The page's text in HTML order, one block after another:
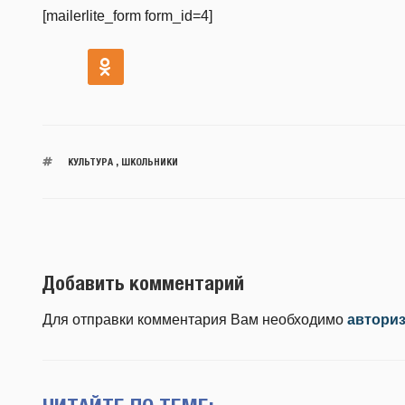
[mailerlite_form form_id=4]
КУЛЬТУРА, ШКОЛЬНИКИ
Добавить комментарий
Для отправки комментария Вам необходимо